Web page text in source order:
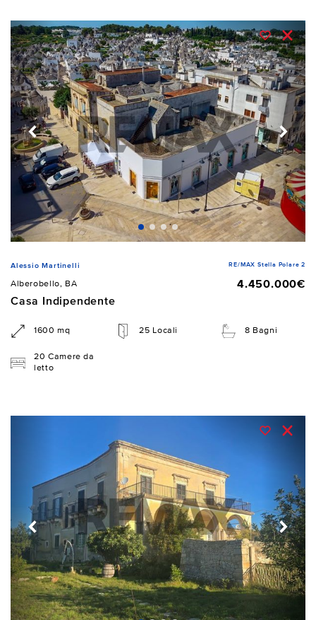
Alessio Martinelli RE/MAX Stella Polare 2
Alberobello, BA
4.450.000€
Casa Indipendente
1600 mq 25 Locali 8 Bagni
20 Camere da
letto